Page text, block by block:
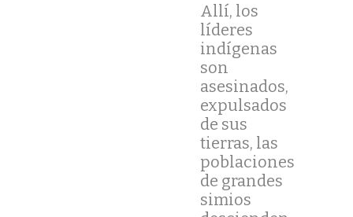
Allí, los
líderes
indígenas
son
asesinados,
expulsados
de sus
tierras, las
poblaciones
de grandes
simios